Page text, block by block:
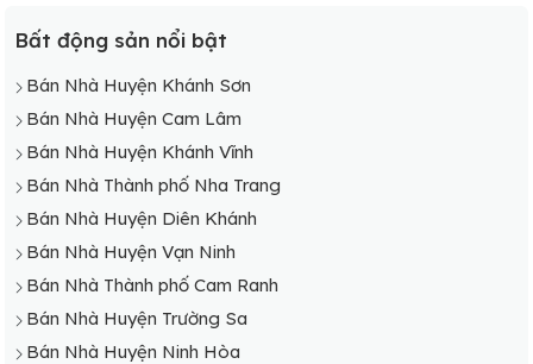
Bất động sản nổi bật
Bán Nhà Huyện Khánh Sơn
Bán Nhà Huyện Cam Lâm
Bán Nhà Huyện Khánh Vĩnh
Bán Nhà Thành phố Nha Trang
Bán Nhà Huyện Diên Khánh
Bán Nhà Huyện Vạn Ninh
Bán Nhà Thành phố Cam Ranh
Bán Nhà Huyện Trường Sa
Bán Nhà Huyện Ninh Hòa